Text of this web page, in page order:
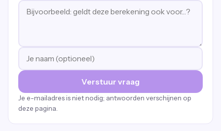
Verstuur vraag
Je e-mailadres is niet nodig; antwoorden verschijnen op
deze pagina.